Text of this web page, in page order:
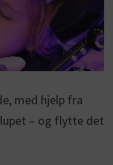
med hjelp fra
– og flytte det